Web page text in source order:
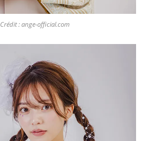
Crédit : ange-official.com